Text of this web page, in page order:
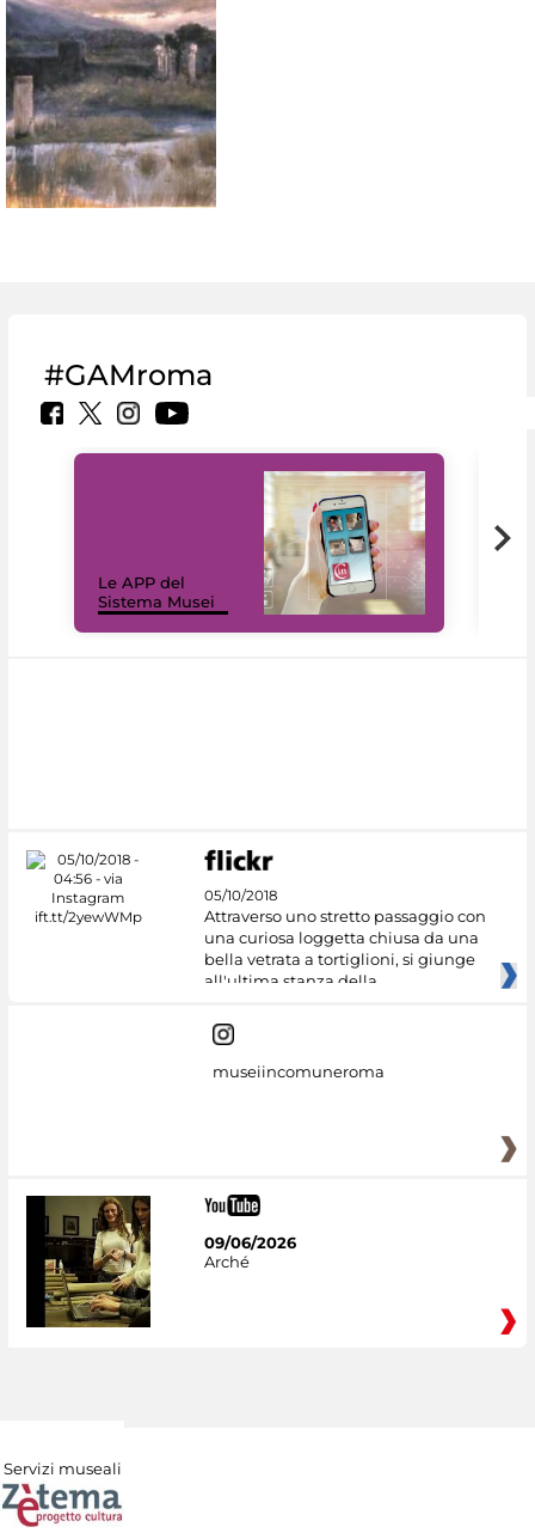
#GAMroma
Le APP del
Sistema Musei
05/10/2018
Attraverso uno stretto passaggio con
una curiosa loggetta chiusa da una
bella vetrata a tortiglioni, si giunge
all'ultima stanza della
museiincomuneroma
09/06/2026
Arché
Servizi museali